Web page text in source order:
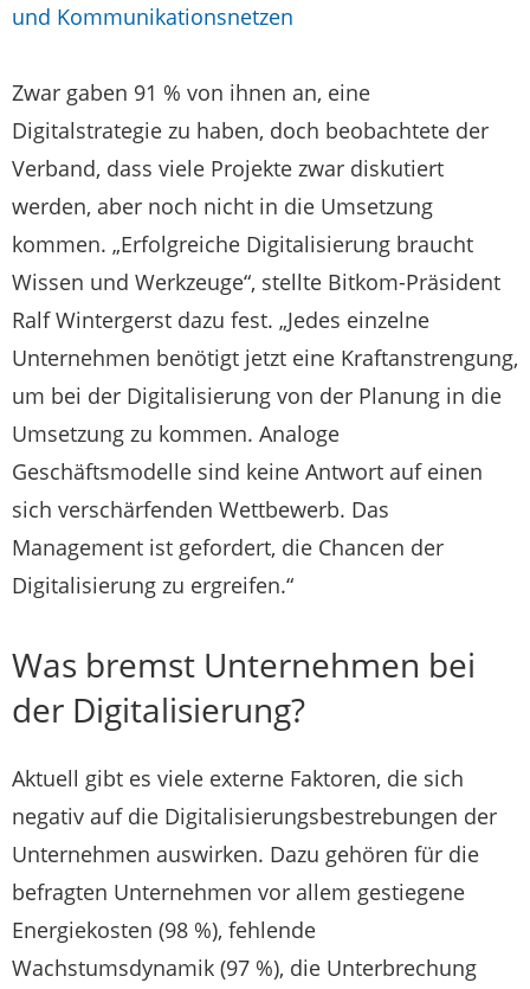
und Kommunikationsnetzen
Zwar gaben 91 % von ihnen an, eine
Digitalstrategie zu haben, doch beobachtete der
Verband, dass viele Projekte zwar diskutiert
werden, aber noch nicht in die Umsetzung
kommen. „Erfolgreiche Digitalisierung braucht
Wissen und Werkzeuge“, stellte Bitkom-Präsident
Ralf Wintergerst dazu fest. „Jedes einzelne
Unternehmen benötigt jetzt eine Kraftanstrengung,
um bei der Digitalisierung von der Planung in die
Umsetzung zu kommen. Analoge
Geschäftsmodelle sind keine Antwort auf einen
sich verschärfenden Wettbewerb. Das
Management ist gefordert, die Chancen der
Digitalisierung zu ergreifen.“
Was bremst Unternehmen bei
der Digitalisierung?
Aktuell gibt es viele externe Faktoren, die sich
negativ auf die Digitalisierungsbestrebungen der
Unternehmen auswirken. Dazu gehören für die
befragten Unternehmen vor allem gestiegene
Energiekosten (98 %), fehlende
Wachstumsdynamik (97 %), die Unterbrechung